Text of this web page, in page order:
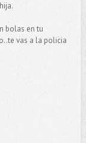
bolas en tu
vas a la policia